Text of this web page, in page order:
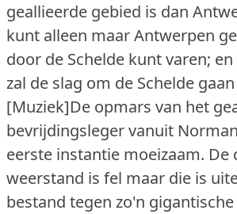
geallieerde gebied is dan
kunt alleen maar Antwerpen
door de Schelde kunt varen;
zal de slag om de Schelde
[Muziek]De opmars van het
bevrijdingsleger vanuit
eerste instantie moeizaam. De
weerstand is fel maar die is
bestand tegen zo'n